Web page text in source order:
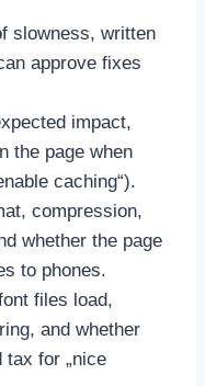
slowness, written
approve fixes
impact,
the page when
caching“).
compression,
whether the page
to phones.
files load,
and whether
tax for „nice